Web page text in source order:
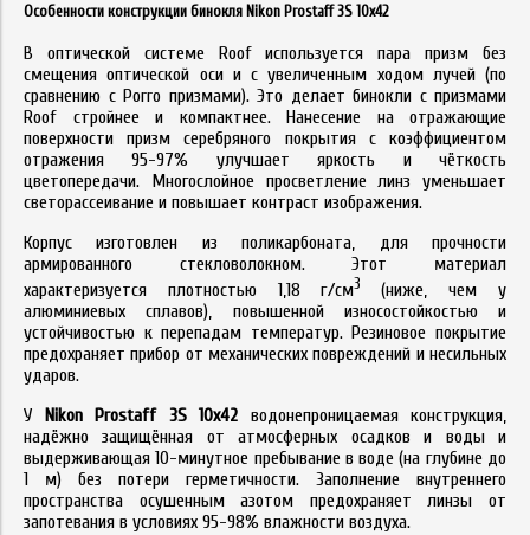
Особенности конструкции бинокля Nikon Prostaff 3S 10x42
В оптической системе Roof используется пара призм без
смещения оптической оси и с увеличенным ходом лучей (по
сравнению с Porro призмами). Это делает бинокли с призмами
Roof стройнее и компактнее. Нанесение на отражающие
поверхности призм серебряного покрытия с коэффициентом
отражения 95-97% улучшает яркость и чёткость
цветопередачи. Многослойное просветление линз уменьшает
светорассеивание и повышает контраст изображения.
Корпус изготовлен из поликарбоната, для прочности
армированного стекловолокном. Этот материал
характеризуется плотностью 1,18 г/см3
(ниже, чем у
алюминиевых сплавов), повышенной износостойкостью и
устойчивостью к перепадам температур. Резиновое покрытие
предохраняет прибор от механических повреждений и несильных
ударов.
У Nikon Prostaff 3S 10x42 водонепроницаемая конструкция,
надёжно защищённая от атмосферных осадков и воды и
выдерживающая 10-минутное пребывание в воде (на глубине до
1 м) без потери герметичности. Заполнение внутреннего
пространства осушенным азотом предохраняет линзы от
запотевания в условиях 95-98% влажности воздуха.